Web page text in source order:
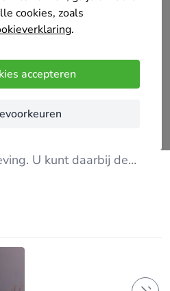
cookies, zoals
.
accepteren
& Deuren, uw
U kunt daarbij de
en pvc..
met meer dan tien jaar